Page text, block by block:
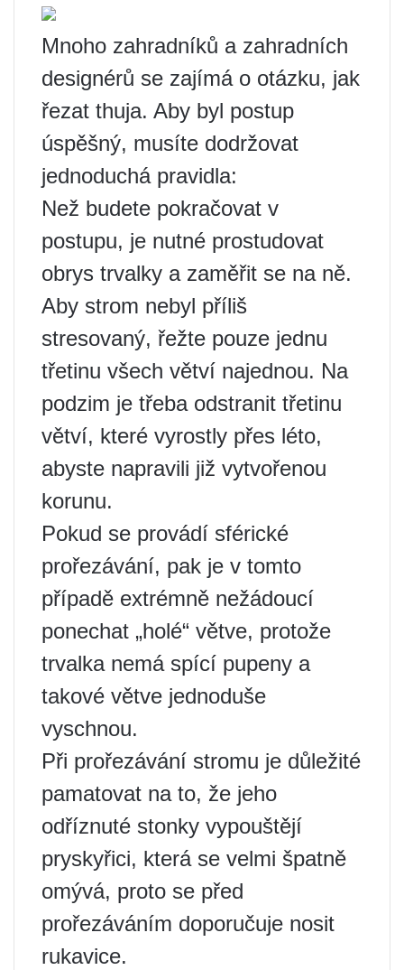
Mnoho zahradníků a zahradních
designérů se zajímá o otázku, jak
řezat thuja. Aby byl postup
úspěšný, musíte dodržovat
jednoduchá pravidla:
Než budete pokračovat v
postupu, je nutné prostudovat
obrys trvalky a zaměřit se na ně.
Aby strom nebyl příliš
stresovaný, řežte pouze jednu
třetinu všech větví najednou. Na
podzim je třeba odstranit třetinu
větví, které vyrostly přes léto,
abyste napravili již vytvořenou
korunu.
Pokud se provádí sférické
prořezávání, pak je v tomto
případě extrémně nežádoucí
ponechat „holé“ větve, protože
trvalka nemá spící pupeny a
takové větve jednoduše
vyschnou.
Při prořezávání stromu je důležité
pamatovat na to, že jeho
odříznuté stonky vypouštějí
pryskyřici, která se velmi špatně
omývá, proto se před
prořezáváním doporučuje nosit
rukavice.